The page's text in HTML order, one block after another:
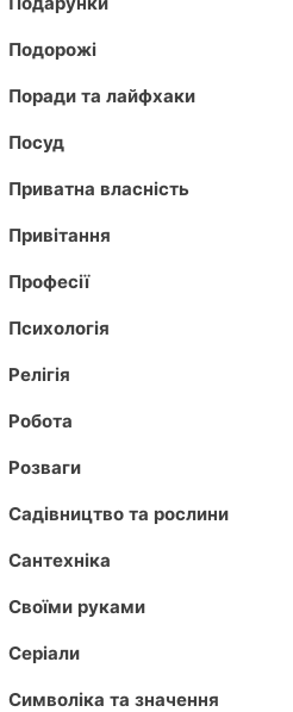
Подорожі
Поради та лайфхаки
Посуд
Приватна власність
Привітання
Професії
Психологія
Релігія
Робота
Розваги
Садівництво та рослини
Сантехніка
Своїми руками
Серіали
Символіка та значення